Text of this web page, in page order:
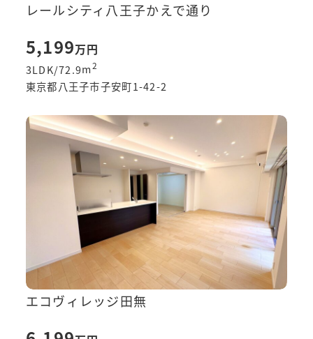
レールシティ八王子かえで通り
5,199万円
3LDK/72.9m2
東京都八王子市子安町1-42-2
エコヴィレッジ田無